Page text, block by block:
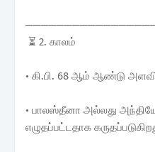
⏳ 2. காலம்
• கி.பி. 68 ஆம் ஆண்டு
• பாலஸ்தீனா அல்லது
எழுதப்பட்டதாக